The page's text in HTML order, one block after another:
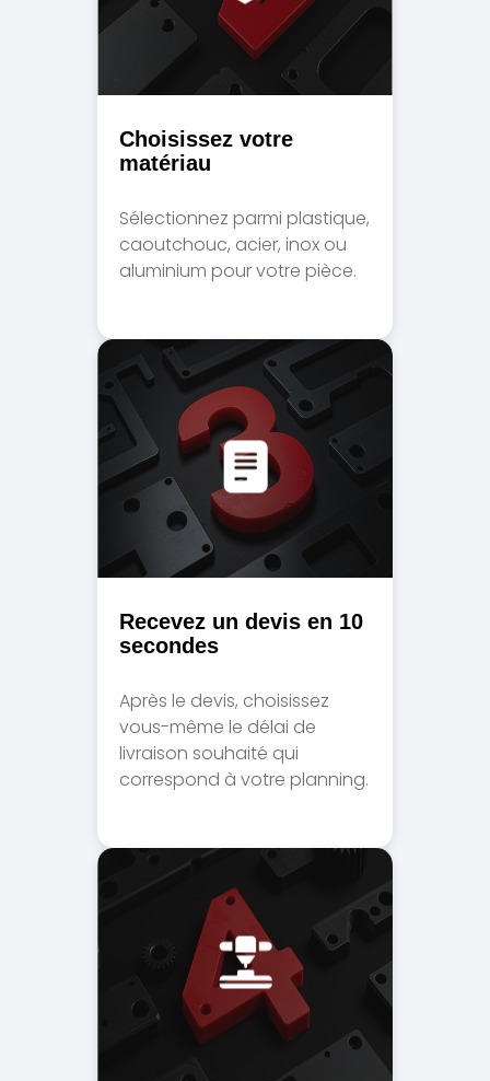
Choisissez votre
matériau
Sélectionnez parmi plastique,
caoutchouc, acier, inox ou
aluminium pour votre pièce.
Recevez un devis en 10
secondes
Après le devis, choisissez
vous-même le délai de
livraison souhaité qui
correspond à votre planning.